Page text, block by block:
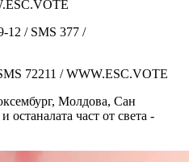
12 / SMS 377 /
72211 / WWW.ESC.VOTE
Молдова, Сан
част от света -